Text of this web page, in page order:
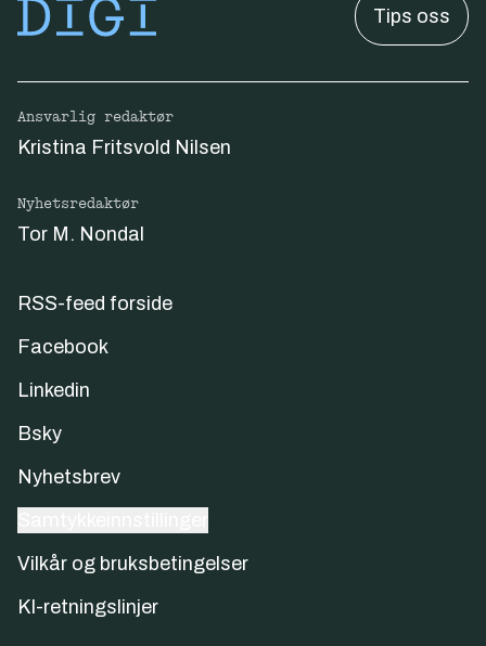
Tips oss
Ansvarlig redaktør
Kristina Fritsvold Nilsen
Nyhetsredaktør
Tor M. Nondal
RSS-feed forside
Facebook
Linkedin
Bsky
Nyhetsbrev
Vilkår og bruksbetingelser
KI-retningslinjer